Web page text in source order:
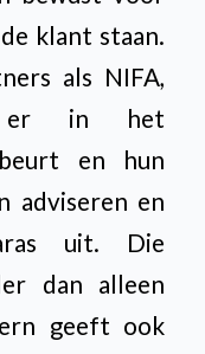
klant staan.
als NIFA,
er in het
en hun
adviseren en
uit. Die
dan alleen
geeft ook